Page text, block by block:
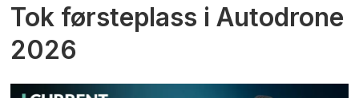
Tok førsteplass i Autodrone
2026